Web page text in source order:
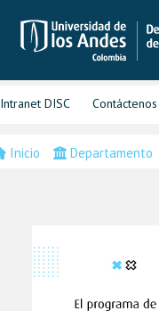
Intranet DISC Contáctenos
Inicio Departamento